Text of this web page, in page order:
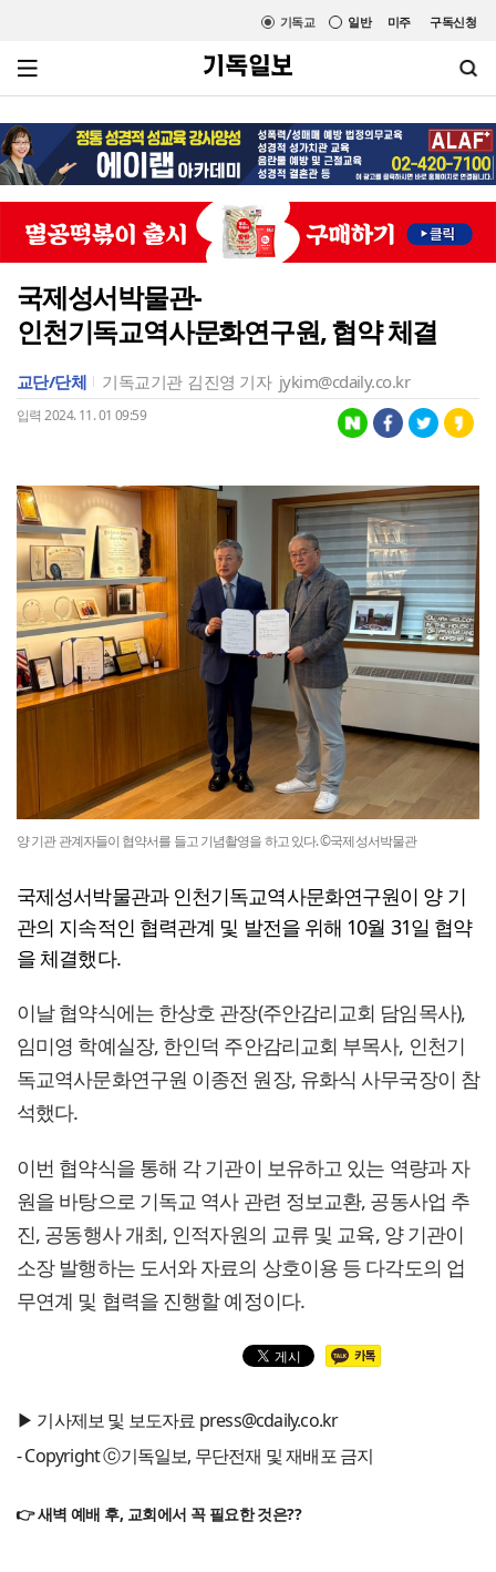
미주 구독신청
일반
기독교
국제성서박물관-
인천기독교역사문화연구원, 협약 체결
교단/단체 기독교기관 김진영 기자 jykim@cdaily.co.kr
입력 2024. 11. 01 09:59
양 기관 관계자들이 협약서를 들고 기념촬영을 하고 있다. ©국제성서박물관
국제성서박물관과 인천기독교역사문화연구원이 양 기
관의 지속적인 협력관계 및 발전을 위해 10월 31일 협약
을 체결했다.
이날 협약식에는 한상호 관장(주안감리교회 담임목사),
임미영 학예실장, 한인덕 주안감리교회 부목사, 인천기
독교역사문화연구원 이종전 원장, 유화식 사무국장이 참
석했다.
이번 협약식을 통해 각 기관이 보유하고 있는 역량과 자
원을 바탕으로 기독교 역사 관련 정보교환, 공동사업 추
진, 공동행사 개최, 인적자원의 교류 및 교육, 양 기관이
소장 발행하는 도서와 자료의 상호이용 등 다각도의 업
무연계 및 협력을 진행할 예정이다.
▶ 기사제보 및 보도자료 press@cdaily.co.kr
- Copyright ⓒ기독일보, 무단전재 및 재배포 금지
👉 새벽 예배 후, 교회에서 꼭 필요한 것은??